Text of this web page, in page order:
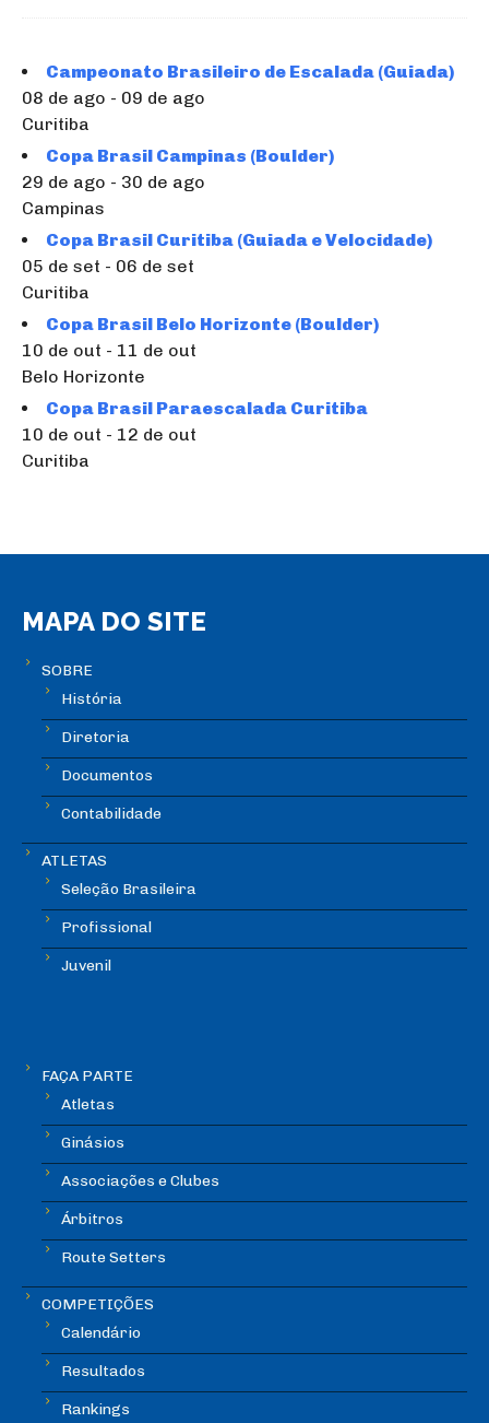
Campeonato Brasileiro de Escalada (Guiada)
08 de ago - 09 de ago
Curitiba
Copa Brasil Campinas (Boulder)
29 de ago - 30 de ago
Campinas
Copa Brasil Curitiba (Guiada e Velocidade)
05 de set - 06 de set
Curitiba
Copa Brasil Belo Horizonte (Boulder)
10 de out - 11 de out
Belo Horizonte
Copa Brasil Paraescalada Curitiba
10 de out - 12 de out
Curitiba
MAPA DO SITE
SOBRE
História
Diretoria
Documentos
Contabilidade
ATLETAS
Seleção Brasileira
Profissional
Juvenil
FAÇA PARTE
Atletas
Ginásios
Associações e Clubes
Árbitros
Route Setters
COMPETIÇÕES
Calendário
Resultados
Rankings